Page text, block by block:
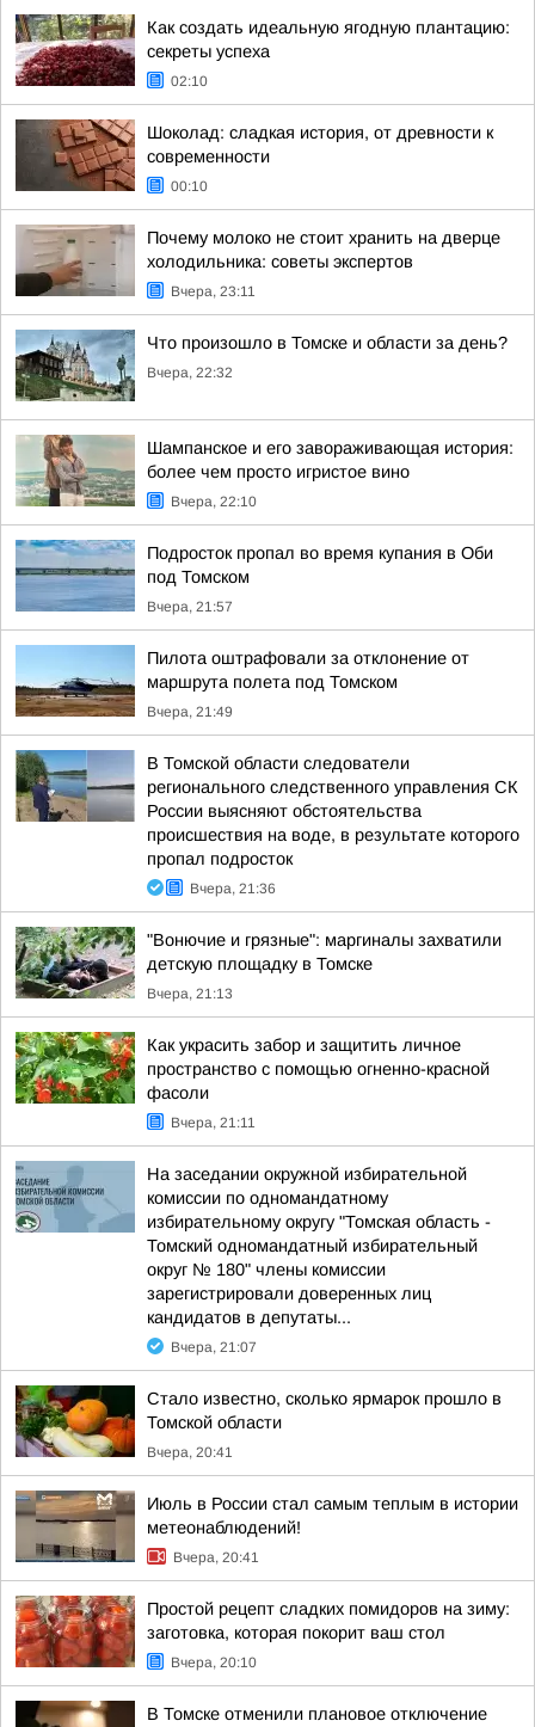
Как создать идеальную ягодную плантацию:
секреты успеха
02:10
Шоколад: сладкая история, от древности к
современности
00:10
Почему молоко не стоит хранить на дверце
холодильника: советы экспертов
Вчера, 23:11
Что произошло в Томске и области за день?
Вчера, 22:32
Шампанское и его завораживающая история:
более чем просто игристое вино
Вчера, 22:10
Подросток пропал во время купания в Оби
под Томском
Вчера, 21:57
Пилота оштрафовали за отклонение от
маршрута полета под Томском
Вчера, 21:49
В Томской области следователи
регионального следственного управления СК
России выясняют обстоятельства
происшествия на воде, в результате которого
пропал подросток
Вчера, 21:36
"Вонючие и грязные": маргиналы захватили
детскую площадку в Томске
Вчера, 21:13
Как украсить забор и защитить личное
пространство с помощью огненно-красной
фасоли
Вчера, 21:11
На заседании окружной избирательной
комиссии по одномандатному
избирательному округу "Томская область -
Томский одномандатный избирательный
округ № 180" члены комиссии
зарегистрировали доверенных лиц
кандидатов в депутаты...
Вчера, 21:07
Стало известно, сколько ярмарок прошло в
Томской области
Вчера, 20:41
Июль в России стал самым теплым в истории
метеонаблюдений!
Вчера, 20:41
Простой рецепт сладких помидоров на зиму:
заготовка, которая покорит ваш стол
Вчера, 20:10
В Томске отменили плановое отключение